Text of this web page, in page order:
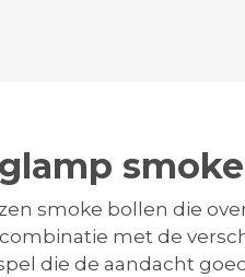
smoke bollen die
met de
die de aandacht